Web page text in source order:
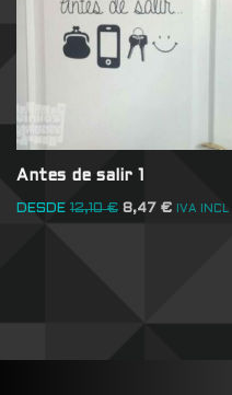
Antes de salir 1
DESDE 12,10€ 8,47 € IVA INCL